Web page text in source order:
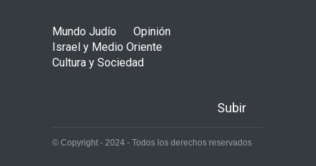
Mundo Judío
Opinión
Israel y Medio Oriente
Cultura y Sociedad
Subir
© Copyright - 2024 - Todos los derechos reservados